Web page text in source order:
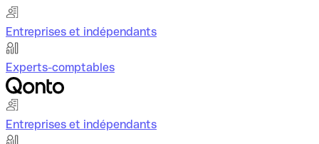
Entreprises et indépendants
Experts-comptables
Entreprises et indépendants